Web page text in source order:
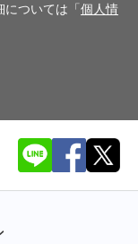
については「個人情